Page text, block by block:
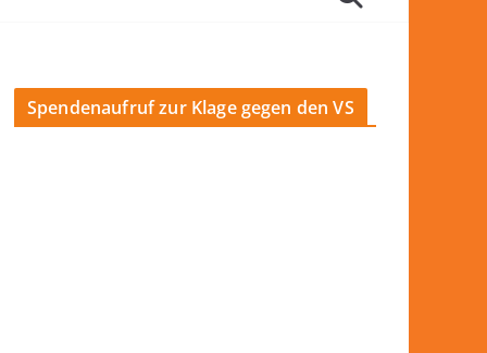
Spendenaufruf zur Klage gegen den VS